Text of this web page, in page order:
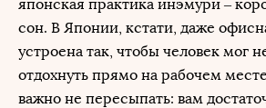
японская практика инэмури –
сон. В Японии, кстати, даже
устроена так, чтобы человек мог
отдохнуть прямо на рабочем
важно не пересыпать: вам